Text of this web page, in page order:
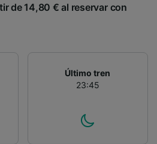
de 14,80 € al reservar con
Último tren
23:45